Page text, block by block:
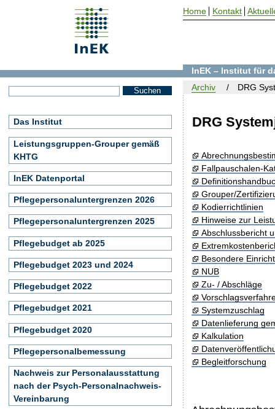
DRG
Fallpauschalen-
Grouper/
Kodierrichtlinien
Hinweise zur
Abschlussbericht
Besondere
NUB
Zu- / Abschläge
Systemzuschlag
Datenlieferung
Kalkulation
Begleitforschung
InEK – Institut für
Archiv
DRG
Das Institut
Leistungsgruppen-Grouper gemäß
KHTG
InEK Datenportal
Pflegepersonaluntergrenzen 2026
Pflegepersonaluntergrenzen 2025
Pflegebudget ab 2025
Pflegebudget 2023 und 2024
Pflegebudget 2022
Pflegebudget 2021
Pflegebudget 2020
Pflegepersonalbemessung
Nachweis zur Personalausstattung
nach der Psych-Personalnachweis-
Vereinbarung
Home Kontakt